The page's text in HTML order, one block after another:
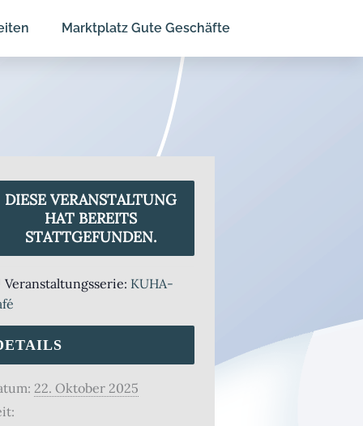
Marktplatz Gute Geschäfte
DIESE VERANSTALTUNG
HAT BEREITS
STATTGEFUNDEN.
Veranstaltungsserie: KUHA-
22. Oktober 2025